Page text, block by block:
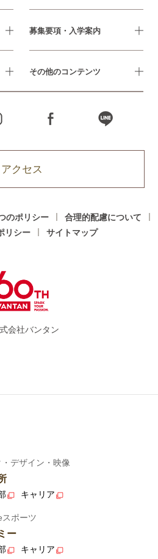
募集要項・入学案内
その他のコンテンツ
アクセス
のポリシー
合理的配慮について
リシー
サイトマップ
会社バンタン
デザイン・映像
キャリア
ポーツ
ー
キャリア